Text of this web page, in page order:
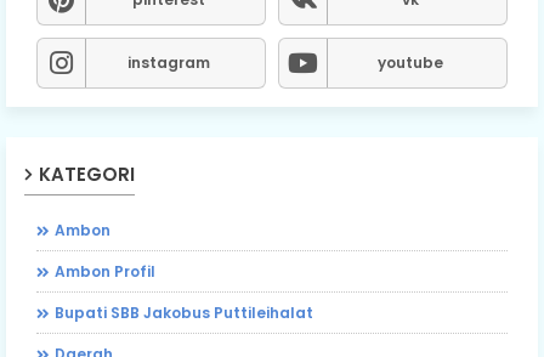
instagram youtube
KATEGORI
Ambon
Ambon Profil
Bupati SBB Jakobus Puttileihalat